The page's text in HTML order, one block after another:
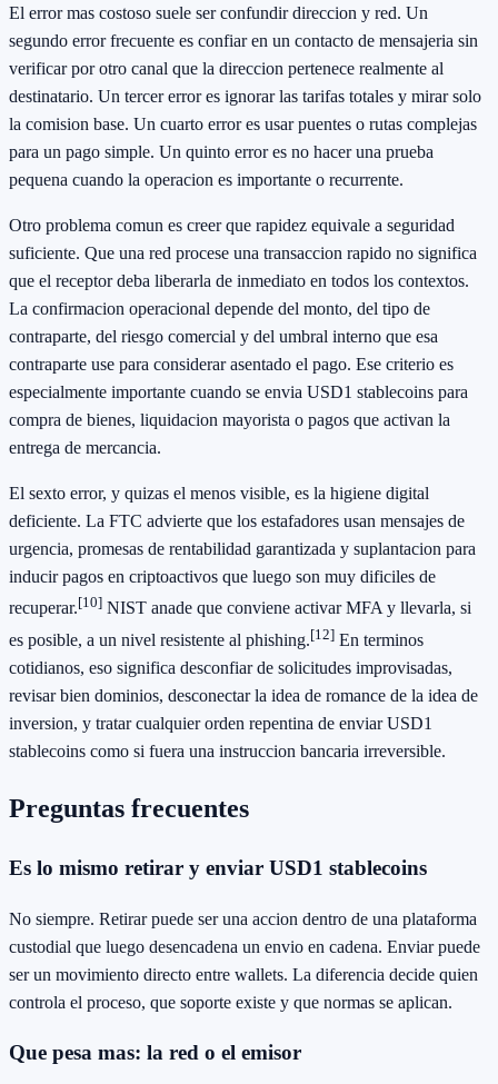
El error mas costoso suele ser confundir direccion y red. Un
segundo error frecuente es confiar en un contacto de mensajeria sin
verificar por otro canal que la direccion pertenece realmente al
destinatario. Un tercer error es ignorar las tarifas totales y mirar solo
la comision base. Un cuarto error es usar puentes o rutas complejas
para un pago simple. Un quinto error es no hacer una prueba
pequena cuando la operacion es importante o recurrente.
Otro problema comun es creer que rapidez equivale a seguridad
suficiente. Que una red procese una transaccion rapido no significa
que el receptor deba liberarla de inmediato en todos los contextos.
La confirmacion operacional depende del monto, del tipo de
contraparte, del riesgo comercial y del umbral interno que esa
contraparte use para considerar asentado el pago. Ese criterio es
especialmente importante cuando se envia USD1 stablecoins para
compra de bienes, liquidacion mayorista o pagos que activan la
entrega de mercancia.
El sexto error, y quizas el menos visible, es la higiene digital
deficiente. La FTC advierte que los estafadores usan mensajes de
urgencia, promesas de rentabilidad garantizada y suplantacion para
inducir pagos en criptoactivos que luego son muy dificiles de
recuperar.[10] NIST anade que conviene activar MFA y llevarla, si
es posible, a un nivel resistente al phishing.[12] En terminos
cotidianos, eso significa desconfiar de solicitudes improvisadas,
revisar bien dominios, desconectar la idea de romance de la idea de
inversion, y tratar cualquier orden repentina de enviar USD1
stablecoins como si fuera una instruccion bancaria irreversible.
Preguntas frecuentes
Es lo mismo retirar y enviar USD1 stablecoins
No siempre. Retirar puede ser una accion dentro de una plataforma
custodial que luego desencadena un envio en cadena. Enviar puede
ser un movimiento directo entre wallets. La diferencia decide quien
controla el proceso, que soporte existe y que normas se aplican.
Que pesa mas: la red o el emisor